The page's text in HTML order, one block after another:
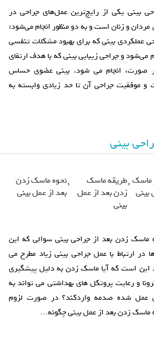
بینی یکی از رایج‌ترین عمل‌های جراحی در
مردان و زنان است و به دو منظور انجام می‌شود:
عملکردی بینی که برای بهبود مشکلات تنفسی
می‌شود و جراحی زیبایی بینی که با هدف ارتقای
صورت، انجام می شود. بینی عضوی حساس
و موفقیت جراحی آن تا حد زیادی وابسته به
بینی
ماسک
بینی
,طریقه ماسک
زدن بعد از عمل
بینی
,نحوه ماسک زدن
بعد از عمل بینی
ماسک زدن بعد از جراحی بینی سوالی که این
در ارتباط با عمل جراحی بینی زیاد مطرح می
این است که آیا ماسک زدن به دلیل پیشگیری
و رعایت پروتکل های بهداشتی می تواند به
عمل شده صدمه واردکند؟ در صورت لزوم
ماسک زدن بعد از عمل بینی چگونه…